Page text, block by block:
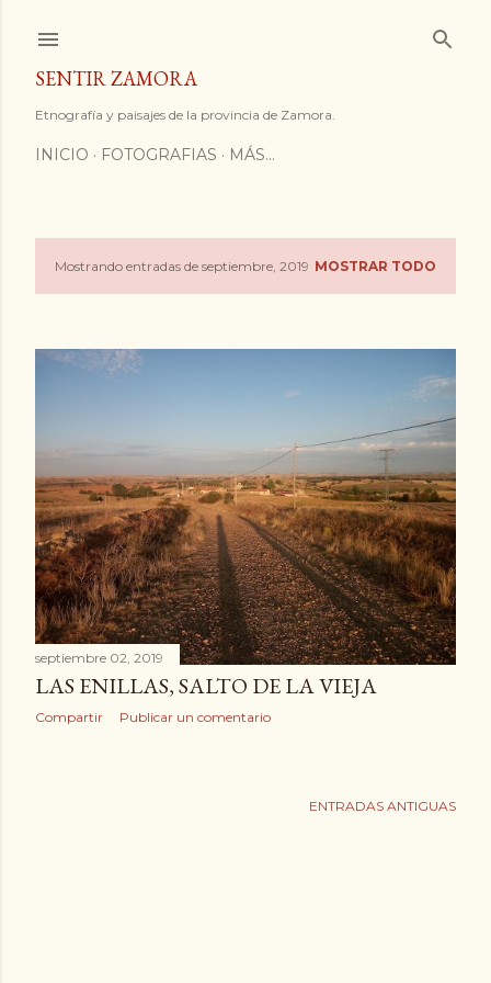
SENTIR ZAMORA
Etnografía y paisajes de la provincia de Zamora.
INICIO FOTOGRAFIAS MÁS…
E
a
d
a
s
Mostrando entradas de septiembre, 2019 MOSTRAR TODO
septiembre 02, 2019
LAS ENILLAS, SALTO DE LA VIEJA
Compartir Publicar un comentario
ENTRADAS ANTIGUAS